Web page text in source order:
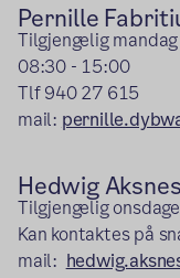
Pernille
Tilgjengelig
08:30 - 15:00
Tlf 940 27 615
mail:
Hedwig Aksnes
Tilgjengelig
Kan kontaktes på
mail: